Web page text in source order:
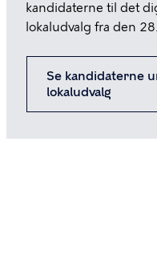
kandidaterne til det
lokaludvalg fra den
Se kandidaterne
lokaludvalg